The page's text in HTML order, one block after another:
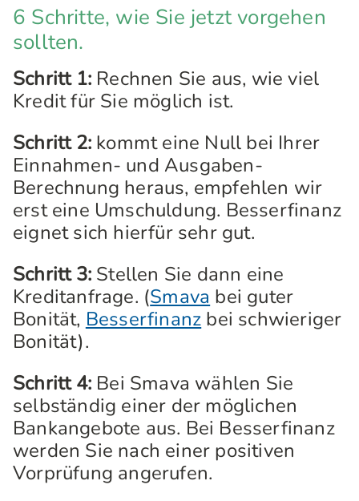
6 Schritte, wie Sie jetzt vorgehen
sollten.
Schritt 1: Rechnen Sie aus, wie viel
Kredit für Sie möglich ist.
Schritt 2: kommt eine Null bei Ihrer
Einnahmen- und Ausgaben-
Berechnung heraus, empfehlen wir
erst eine Umschuldung. Besserfinanz
eignet sich hierfür sehr gut.
Schritt 3: Stellen Sie dann eine
Kreditanfrage. (Smava bei guter
Bonität, Besserfinanz bei schwieriger
Bonität).
Schritt 4: Bei Smava wählen Sie
selbständig einer der möglichen
Bankangebote aus. Bei Besserfinanz
werden Sie nach einer positiven
Vorprüfung angerufen.